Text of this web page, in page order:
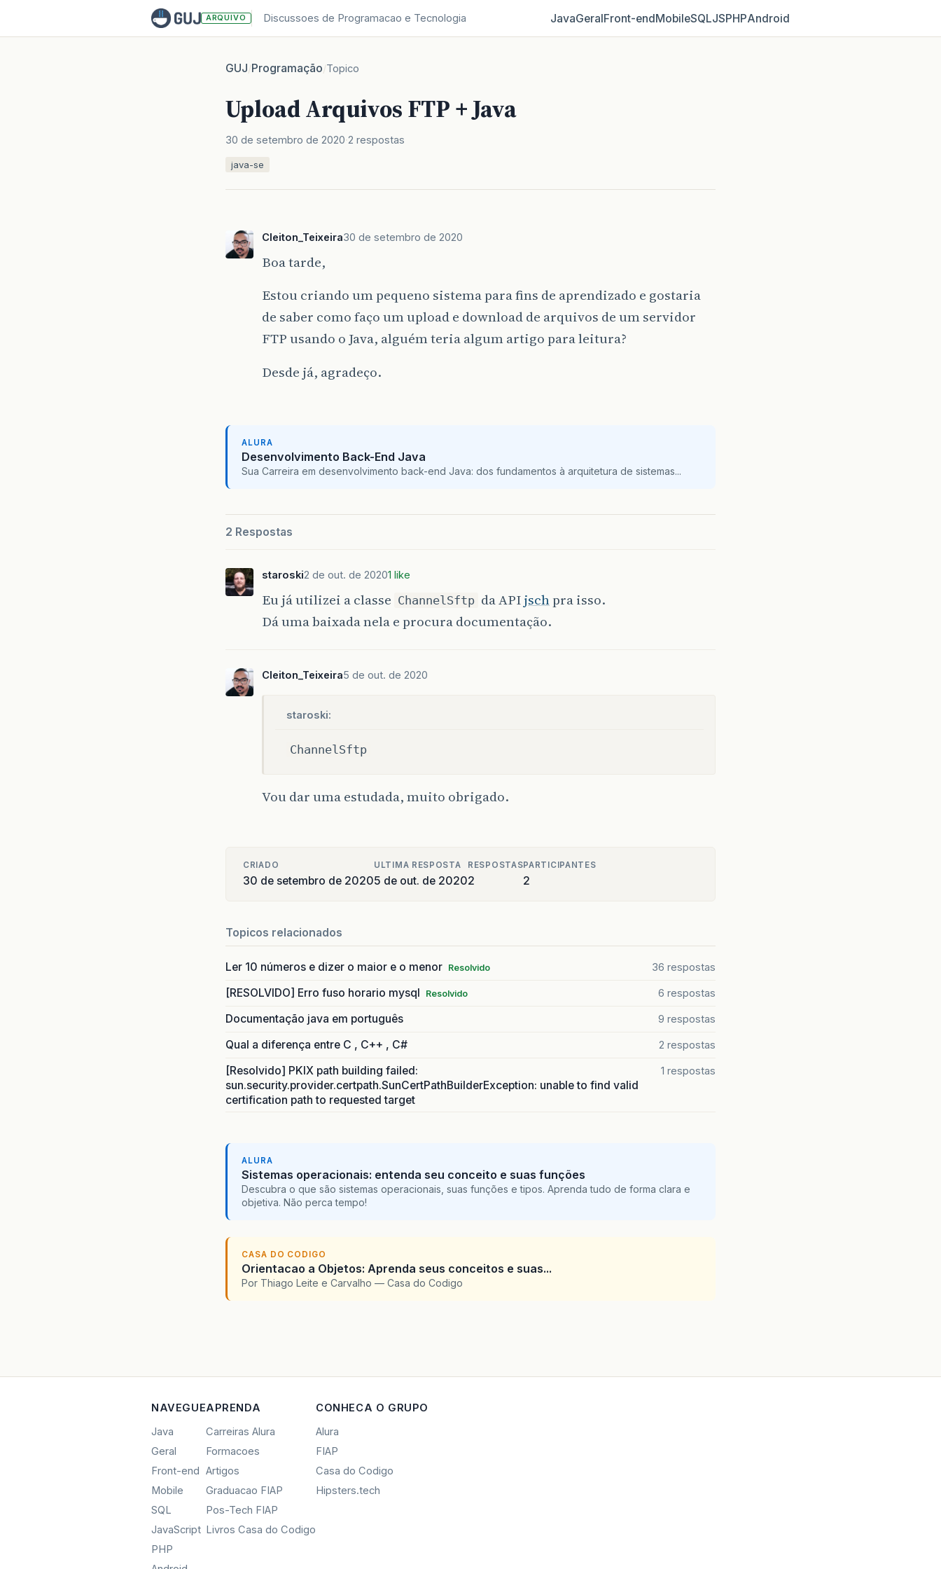
ARQUIVO Discussoes de Programacao e Tecnologia JavaGeralFront‑endMobileSQLJSPHPAndroid
GUJ/Programação/Topico
Upload Arquivos FTP + Java
30 de setembro de 2020 2 respostas
java-se
Cleiton_Teixeira30 de setembro de 2020
Boa tarde,
Estou criando um pequeno sistema para fins de aprendizado e gostaria
de saber como faço um upload e download de arquivos de um servidor
FTP usando o Java, alguém teria algum artigo para leitura?
Desde já, agradeço.
ALURA
Desenvolvimento Back-End Java
Sua Carreira em desenvolvimento back-end Java: dos fundamentos à arquitetura de sistemas...
2 Respostas
staroski2 de out. de 20201 like
Eu já utilizei a classe ChannelSftp da APIjschpra isso.
Dá uma baixada nela e procura documentação.
Cleiton_Teixeira5 de out. de 2020
staroski:
ChannelSftp
Vou dar uma estudada, muito obrigado.
CRIADO
30 de setembro de 2020
ULTIMA RESPOSTA
5 de out. de 2020
RESPOSTAS
2
PARTICIPANTES
2
Topicos relacionados
Ler 10 números e dizer o maior e o menor Resolvido 36 respostas
[RESOLVIDO] Erro fuso horario mysql Resolvido 6 respostas
Documentação java em português 9 respostas
Qual a diferença entre C , C++ , C# 2 respostas
[Resolvido] PKIX path building failed:
sun.security.provider.certpath.SunCertPathBuilderException: unable to find valid
certification path to requested target
1 respostas
ALURA
Sistemas operacionais: entenda seu conceito e suas funções
Descubra o que são sistemas operacionais, suas funções e tipos. Aprenda tudo de forma clara e
objetiva. Não perca tempo!
CASA DO CODIGO
Orientacao a Objetos: Aprenda seus conceitos e suas...
Por Thiago Leite e Carvalho — Casa do Codigo
NAVEGUE
Java
Geral
Front-end
Mobile
SQL
JavaScript
PHP
APRENDA
Carreiras Alura
Formacoes
Artigos
Graduacao FIAP
Pos-Tech FIAP
Livros Casa do Codigo
CONHECA O GRUPO
Alura
FIAP
Casa do Codigo
Hipsters.tech